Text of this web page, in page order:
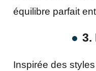
équilibre parfait
3.
Inspirée des